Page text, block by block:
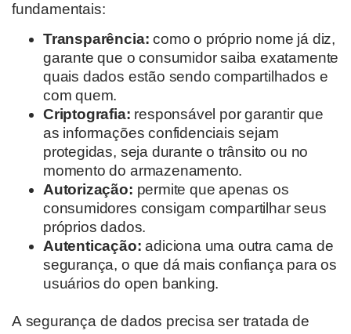
fundamentais:
Transparência: como o próprio nome já diz,
garante que o consumidor saiba exatamente
quais dados estão sendo compartilhados e
com quem.
Criptografia: responsável por garantir que
as informações confidenciais sejam
protegidas, seja durante o trânsito ou no
momento do armazenamento.
Autorização: permite que apenas os
consumidores consigam compartilhar seus
próprios dados.
Autenticação:adiciona uma outra cama de
segurança, o que dá mais confiança para os
usuários do open banking.
A segurança de dados precisa ser tratada de